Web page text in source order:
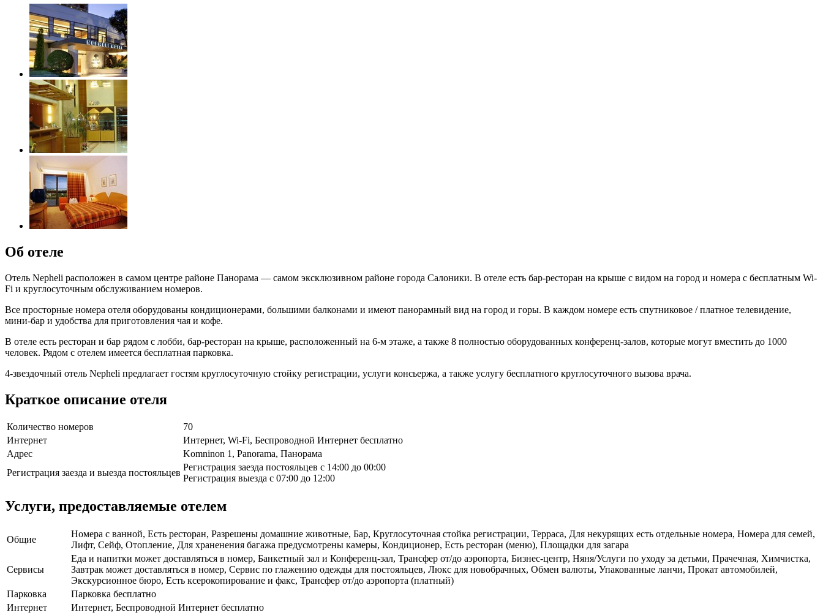
Об отеле
Отель Nepheli расположен в самом центре районе Панорама — самом эксклюзивном районе города Салоники. В отеле есть бар-ресторан на крыше с видом на город и номера с бесплатным Wi-
Fi и круглосуточным обслуживанием номеров.
Все просторные номера отеля оборудованы кондиционерами, большими балконами и имеют панорамный вид на город и горы. В каждом номере есть спутниковое / платное телевидение,
мини-бар и удобства для приготовления чая и кофе.
В отеле есть ресторан и бар рядом с лобби, бар-ресторан на крыше, расположенный на 6-м этаже, а также 8 полностью оборудованных конференц-залов, которые могут вместить до 1000
человек. Рядом с отелем имеется бесплатная парковка.
4-звездочный отель Nepheli предлагает гостям круглосуточную стойку регистрации, услуги консьержа, а также услугу бесплатного круглосуточного вызова врача.
Краткое описание отеля
Количество номеров
70
Интернет
Интернет, Wi-Fi, Беспроводной Интернет бесплатно
Адрес
Komninon 1, Panorama, Панорама
Регистрация заезда и выезда постояльцев
Регистрация заезда постояльцев с 14:00 до 00:00
Регистрация выезда с 07:00 до 12:00
Услуги, предоставляемые отелем
Общие
Номера с ванной, Есть ресторан, Разрешены домашние животные, Бар, Круглосуточная стойка регистрации, Терраса, Для некурящих есть отдельные номера, Номера для семей,
Лифт, Сейф, Отопление, Для храненения багажа предусмотрены камеры, Кондиционер, Есть ресторан (меню), Площадки для загара
Сервисы
Еда и напитки может доставляться в номер, Банкетный зал и Конференц-зал, Трансфер от/до аэропорта, Бизнес-центр, Няня/Услуги по уходу за детьми, Прачечная, Химчистка,
Завтрак может доставляться в номер, Сервис по глажению одежды для постояльцев, Люкс для новобрачных, Обмен валюты, Упакованные ланчи, Прокат автомобилей,
Экскурсионное бюро, Есть ксерокопирование и факс, Трансфер от/до аэропорта (платный)
Парковка
Парковка бесплатно
Интернет
Интернет, Беспроводной Интернет бесплатно